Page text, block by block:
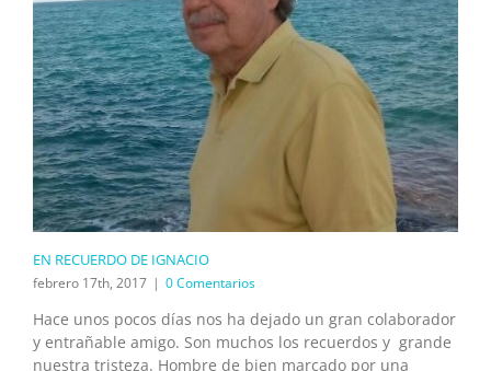
EN RECUERDO DE IGNACIO
febrero 17th, 2017 | 0 Comentarios
Hace unos pocos días nos ha dejado un gran colaborador
y entrañable amigo. Son muchos los recuerdos y grande
nuestra tristeza. Hombre de bien marcado por una